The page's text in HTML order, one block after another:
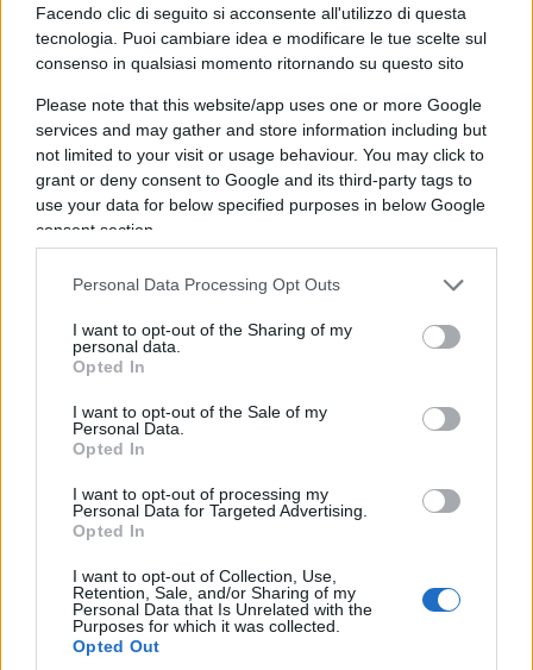
Facendo clic di seguito si acconsente all'utilizzo di questa
tecnologia. Puoi cambiare idea e modificare le tue scelte sul
consenso in qualsiasi momento ritornando su questo sito
Please note that this website/app uses one or more Google
services and may gather and store information including but
not limited to your visit or usage behaviour. You may click to
grant or deny consent to Google and its third-party tags to
use your data for below specified purposes in below Google
consent section.
Personal Data Processing Opt Outs
I want to opt-out of the Sharing of my
personal data.
Opted In
I want to opt-out of the Sale of my
Personal Data.
Opted In
I want to opt-out of processing my
Personal Data for Targeted Advertising.
Opted In
I want to opt-out of Collection, Use,
Retention, Sale, and/or Sharing of my
Personal Data that Is Unrelated with the
Purposes for which it was collected.
Opted Out
concentramento nazista in Austria. Secondo
immagini e testimonianze diffuse sui social,
alcuni studenti avrebbero indossato magliette con
la scritta“Free Palestine”durante la visita al sito.
In alcune immagini comparirebbe anche il ritratto
Dalal Mughrabimilitante palestinese coinvolta
nell’attentato della strada costiera del 1978 in
Israele, nel quale furono uccise 38 persone, tra cui
13 bambini.
La vicenda è stata segnalata sui social da alcuni
visitatori presenti a Mauthausen. Secondo quanto
riportato, una donna avrebbe contestato ai ragazzi
la scelta di esibire quei simboli proprio all’interno